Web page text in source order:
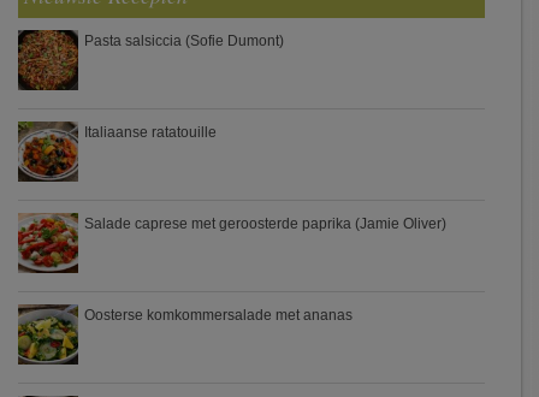
Pasta salsiccia (Sofie Dumont)
Italiaanse ratatouille
Salade caprese met geroosterde paprika (Jamie Oliver)
Oosterse komkommersalade met ananas